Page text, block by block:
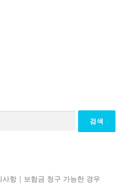
항｜보험금 청구 가능한 경우